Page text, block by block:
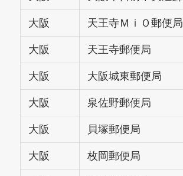
大阪 天王寺ＭｉＯ郵便局
大阪 天王寺郵便局
大阪 大阪城東郵便局
大阪 泉佐野郵便局
大阪 貝塚郵便局
大阪 枚岡郵便局